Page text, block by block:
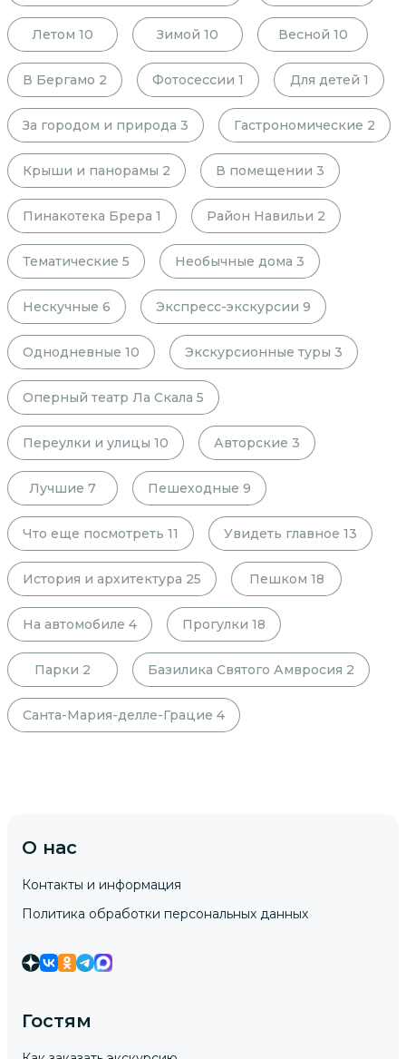
Летом 10 Зимой 10 Весной 10
В Бергамо 2 Фотосессии 1 Для детей 1
За городом и природа 3 Гастрономические 2
Крыши и панорамы 2 В помещении 3
Пинакотека Брера 1 Район Навильи 2
Тематические 5 Необычные дома 3
Нескучные 6 Экспресс-экскурсии 9
Однодневные 10 Экскурсионные туры 3
Оперный театр Ла Скала 5
Переулки и улицы 10 Авторские 3
Лучшие 7 Пешеходные 9
Что еще посмотреть 11 Увидеть главное 13
История и архитектура 25 Пешком 18
На автомобиле 4 Прогулки 18
Парки 2 Базилика Святого Амвросия 2
Санта-Мария-делле-Грацие 4
О нас
Контакты и информация
Политика обработки персональных данных
Гостям